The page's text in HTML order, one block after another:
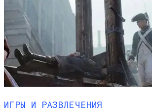
ИГРЫ И РАЗВЛЕЧЕНИЯ